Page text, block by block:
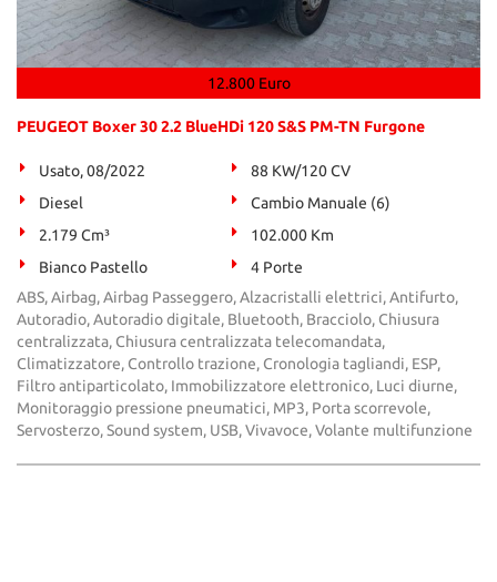
12.800 Euro
PEUGEOT Boxer 30 2.2 BlueHDi 120 S&S PM-TN Furgone
Usato, 08/2022
88 KW/120 CV
Diesel
Cambio Manuale (6)
2.179 Cm³
102.000 Km
Bianco Pastello
4 Porte
ABS, Airbag, Airbag Passeggero, Alzacristalli elettrici, Antifurto,
Autoradio, Autoradio digitale, Bluetooth, Bracciolo, Chiusura
centralizzata, Chiusura centralizzata telecomandata,
Climatizzatore, Controllo trazione, Cronologia tagliandi, ESP,
Filtro antiparticolato, Immobilizzatore elettronico, Luci diurne,
Monitoraggio pressione pneumatici, MP3, Porta scorrevole,
Servosterzo, Sound system, USB, Vivavoce, Volante multifunzione